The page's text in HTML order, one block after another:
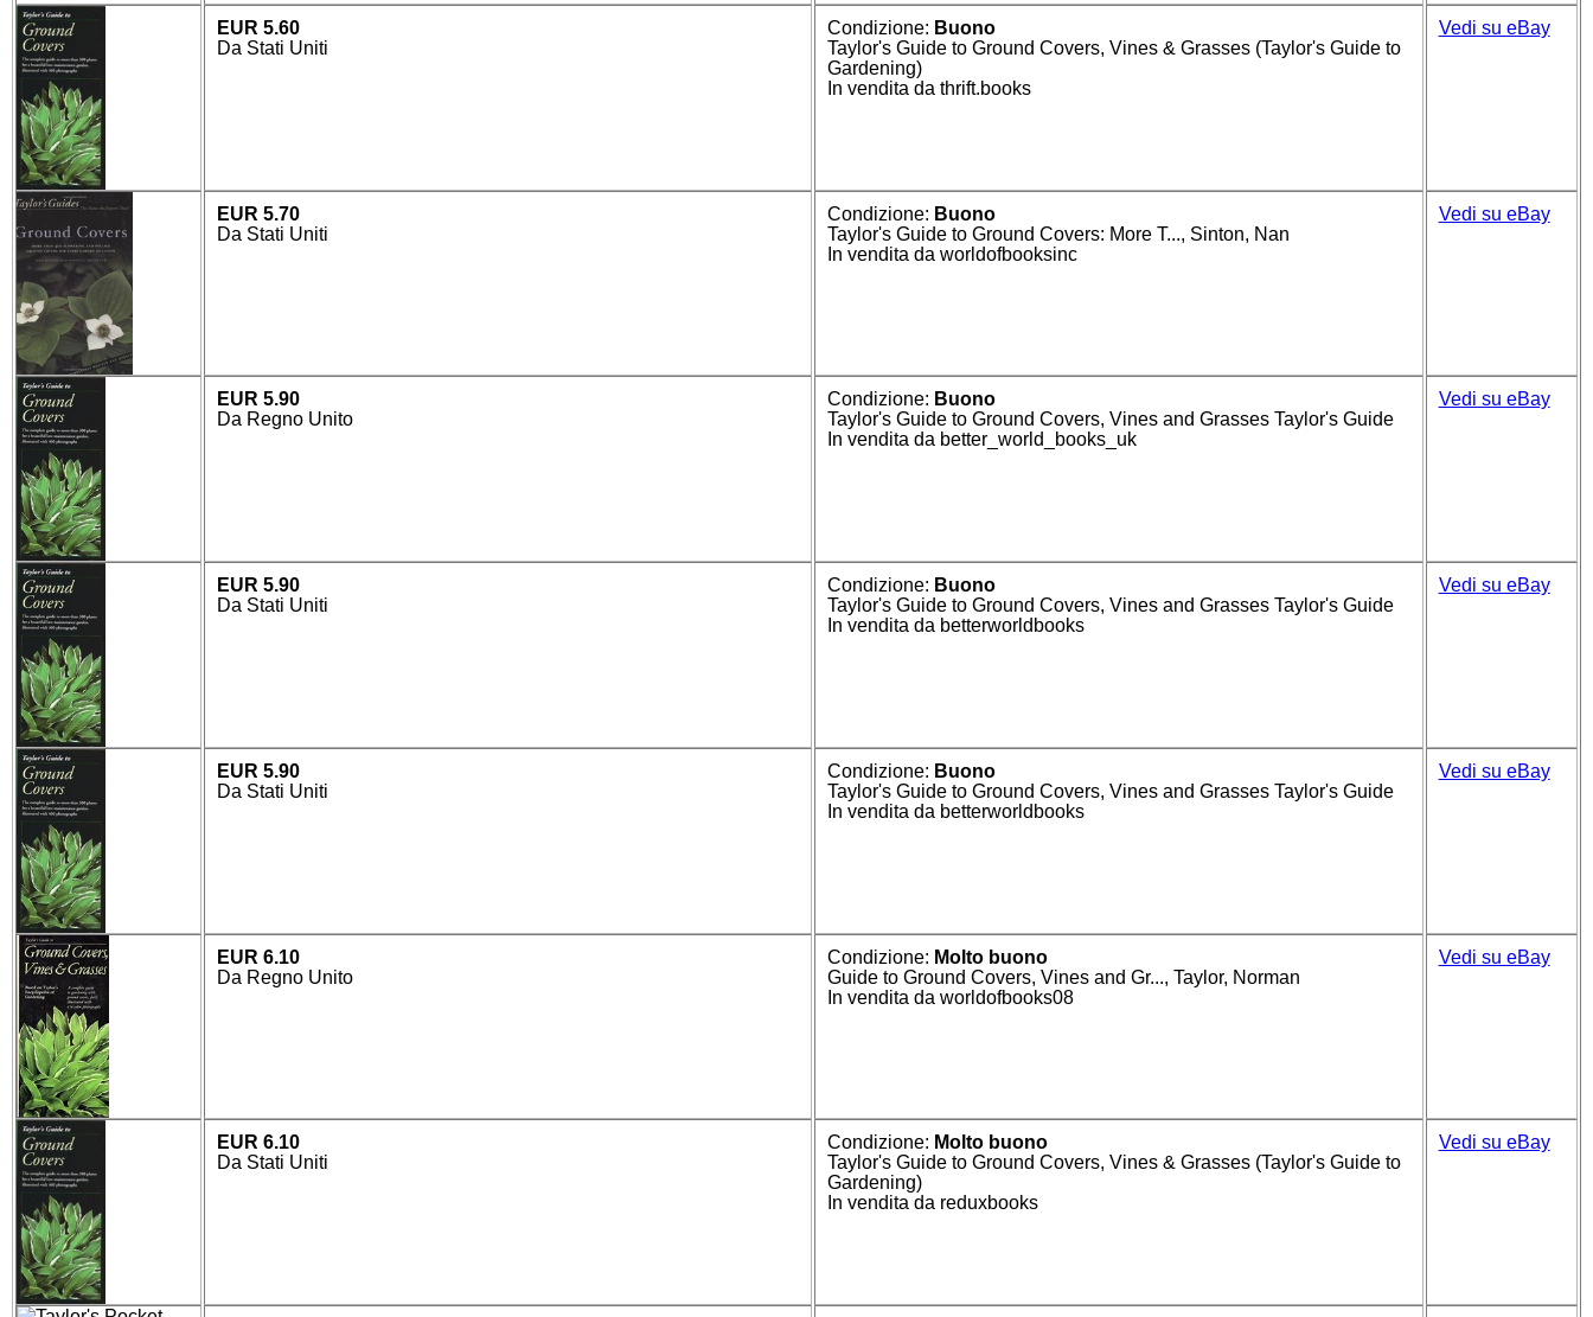
EUR 5.60
Da Stati Uniti
Condizione: Buono
Taylor's Guide to Ground Covers, Vines & Grasses (Taylor's Guide to
Gardening)
In vendita da thrift.books
Vedi su eBay
EUR 5.70
Da Stati Uniti
Condizione: Buono
Taylor's Guide to Ground Covers: More T..., Sinton, Nan
In vendita da worldofbooksinc
Vedi su eBay
EUR 5.90
Da Regno Unito
Condizione: Buono
Taylor's Guide to Ground Covers, Vines and Grasses Taylor's Guide
In vendita da better_world_books_uk
Vedi su eBay
EUR 5.90
Da Stati Uniti
Condizione: Buono
Taylor's Guide to Ground Covers, Vines and Grasses Taylor's Guide
In vendita da betterworldbooks
Vedi su eBay
EUR 5.90
Da Stati Uniti
Condizione: Buono
Taylor's Guide to Ground Covers, Vines and Grasses Taylor's Guide
In vendita da betterworldbooks
Vedi su eBay
EUR 6.10
Da Regno Unito
Condizione: Molto buono
Guide to Ground Covers, Vines and Gr..., Taylor, Norman
In vendita da worldofbooks08
Vedi su eBay
EUR 6.10
Da Stati Uniti
Condizione: Molto buono
Taylor's Guide to Ground Covers, Vines & Grasses (Taylor's Guide to
Gardening)
In vendita da reduxbooks
Vedi su eBay